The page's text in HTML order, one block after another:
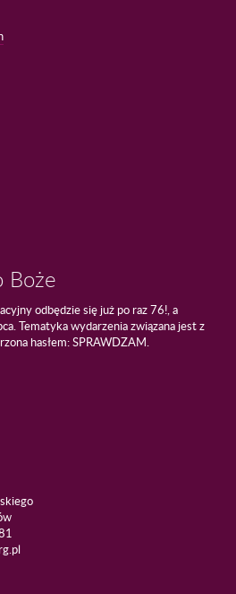
Boże
odbędzie się już po raz 76!, a
Tematyka wydarzenia związana jest z
hasłem: SPRAWDZAM.